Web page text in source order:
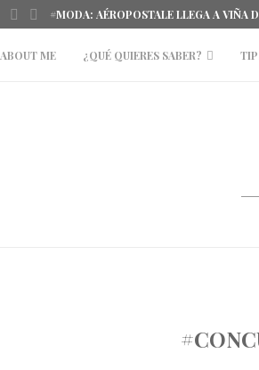
#MODA: AÉROPOSTALE LLEGA A VIÑA
ABOUT ME ¿QUÉ QUIERES SABER?